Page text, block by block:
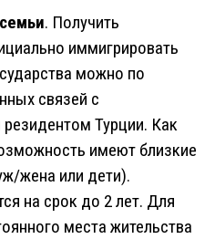
. Получить
иммигрировать
можно по
связей с
Турции. Как
имеют близкие
жена или дети).
на срок до 2 лет. Для
места жительства